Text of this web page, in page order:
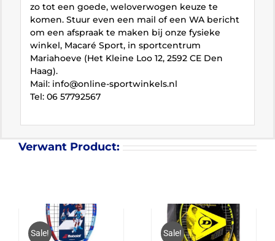
zo tot een goede, weloverwogen keuze te
komen. Stuur even een mail of een WA bericht
om een afspraak te maken bij onze fysieke
winkel, Macaré Sport, in sportcentrum
Mariahoeve (Het Kleine Loo 12, 2592 CE Den
Haag).
Mail: info@online-sportwinkels.nl
Tel: 06 57792567
Verwant Product:
Sale! Sale!